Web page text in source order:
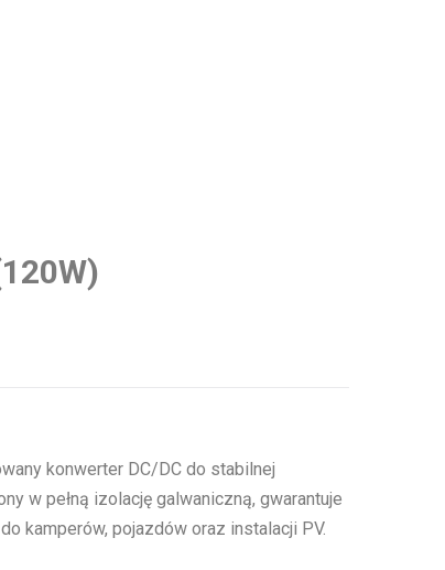
konwerter DC/DC do stabilnej
w pełną izolację galwaniczną, gwarantuje
kamperów, pojazdów oraz instalacji PV.